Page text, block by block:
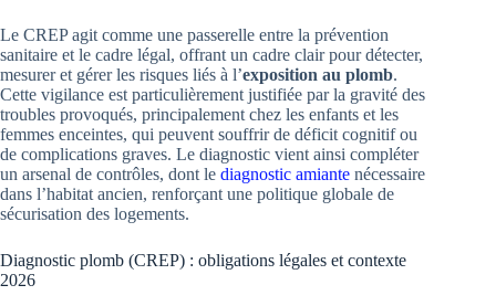
Le CREP agit comme une passerelle entre la prévention
sanitaire et le cadre légal, offrant un cadre clair pour détecter,
mesurer et gérer les risques liés à l’exposition au plomb.
Cette vigilance est particulièrement justifiée par la gravité des
troubles provoqués, principalement chez les enfants et les
femmes enceintes, qui peuvent souffrir de déficit cognitif ou
de complications graves. Le diagnostic vient ainsi compléter
un arsenal de contrôles, dont le diagnostic amiante nécessaire
dans l’habitat ancien, renforçant une politique globale de
sécurisation des logements.
Diagnostic plomb (CREP) : obligations légales et contexte
2026